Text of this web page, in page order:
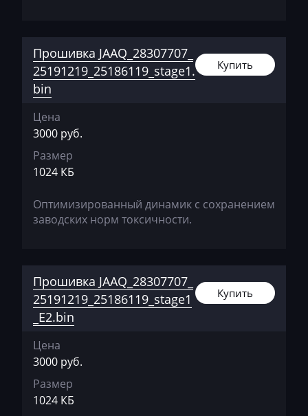
EcoLog
Eggersmann
Exeed
Extreme moto
Faresin
FAW
Ford
Foton
Freightliner
Furukawa
GAC
Прошивка JAAQ_28307707_
25191219_25186119_stage1.
bin
Купить
Цена
3000 руб.
Размер
1024 КБ
Оптимизированный динамик с сохранением
заводских норм токсичности.
Прошивка JAAQ_28307707_
25191219_25186119_stage1
_E2.bin
Купить
Цена
3000 руб.
Размер
1024 КБ